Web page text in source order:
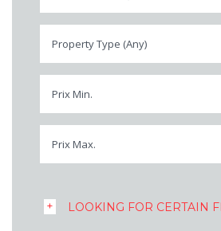
Property Type (Any)
Prix Min.
Prix Max.
LOOKING FOR CERTAIN